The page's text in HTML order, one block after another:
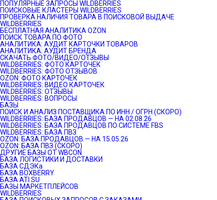
ПОПУЛЯРНЫЕ ЗАПРОСЫ WILDBERRIES
ПОИСКОВЫЕ КЛАСТЕРЫ WILDBERRIES
ПРОВЕРКА НАЛИЧИЯ ТОВАРА В ПОИСКОВОЙ ВЫДАЧЕ
WILDBERRIES
БЕСПЛАТНАЯ АНАЛИТИКА OZON
ПОИСК ТОВАРА ПО ФОТО
АНАЛИТИКА: АУДИТ КАРТОЧКИ ТОВАРОВ
АНАЛИТИКА: АУДИТ БРЕНДА
СКАЧАТЬ ФОТО/ВИДЕО/ОТЗЫВЫ
WILDBERRIES: ФОТО КАРТОЧЕК
WILDBERRIES: ФОТО ОТЗЫВОВ
OZON: ФОТО КАРТОЧЕК
WILDBERRIES: ВИДЕО КАРТОЧЕК
WILDBERRIES: ОТЗЫВЫ
WILDBERRIES: ВОПРОСЫ
БАЗЫ
ПОИСК И АНАЛИЗ ПОСТАВЩИКА ПО ИНН / ОГРН (СКОРО)
WILDBERRIES: БАЗА ПРОДАВЦОВ — НА 02.08.26
WILDBERRIES: БАЗА ПРОДАВЦОВ ПО СИСТЕМЕ FBS
WILDBERRIES: БАЗА ПВЗ
OZON: БАЗА ПРОДАВЦОВ — НА 15.05.26
OZON: БАЗА ПВЗ (СКОРО)
ДРУГИЕ БАЗЫ ОТ WBCON
БАЗА ЛОГИСТИКИ И ДОСТАВКИ
БАЗА СДЭКа
БАЗА BOXBERRY
БАЗА ATI.SU
БАЗЫ МАРКЕТПЛЕЙСОВ
WILDBERRIES